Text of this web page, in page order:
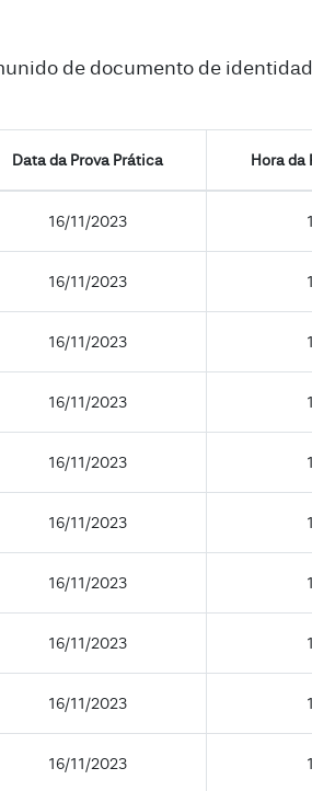
de documento de
Data da Prova Prática Hora da
16/11/2023
16/11/2023
16/11/2023
16/11/2023
16/11/2023
16/11/2023
16/11/2023
16/11/2023
16/11/2023
16/11/2023